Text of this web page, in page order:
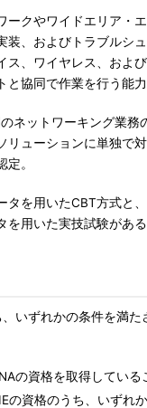
クやワイドエリア・
装、およびトラブルシ
ス、ワイヤレス、およ
と協同で作業を行う能力
ネットワーキング業務
リューションに単独で
。
を用いたCBT方式と
を用いた実技試験があ
いずれかの条件を満た
の資格を取得している
の資格のうち、いずれ